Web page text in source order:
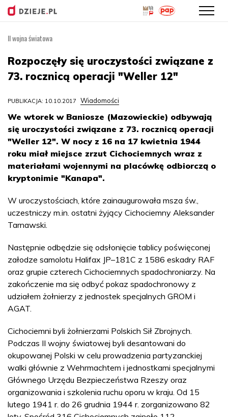
treści
II wojna światowa
Rozpoczęły się uroczystości związane z
73. rocznicą operacji "Weller 12"
PUBLIKACJA: 10.10.2017 Wiadomości
We wtorek w Baniosze (Mazowieckie) odbywają
się uroczystości związane z 73. rocznicą operacji
"Weller 12". W nocy z 16 na 17 kwietnia 1944
roku miał miejsce zrzut Cichociemnych wraz z
materiałami wojennymi na placówkę odbiorczą o
kryptonimie "Kanapa".
W uroczystościach, które zainaugurowała msza św.,
uczestniczy m.in. ostatni żyjący Cichociemny Aleksander
Tarnawski.
Następnie odbędzie się odsłonięcie tablicy poświęconej
załodze samolotu Halifax JP–181C z 1586 eskadry RAF
oraz grupie czterech Cichociemnych spadochroniarzy. Na
zakończenie ma się odbyć pokaz spadochronowy z
udziałem żołnierzy z jednostek specjalnych GROM i
AGAT.
Cichociemni byli żołnierzami Polskich Sił Zbrojnych.
Podczas II wojny światowej byli desantowani do
okupowanej Polski w celu prowadzenia partyzanckiej
walki głównie z Wehrmachtem i jednostkami specjalnymi
Głównego Urzędu Bezpieczeństwa Rzeszy oraz
organizowania i szkolenia ruchu oporu w kraju. Od 15
lutego 1941 r. do 26 grudnia 1944 r. zorganizowano 82